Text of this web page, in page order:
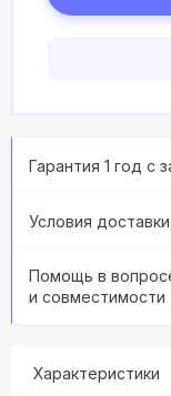
Гарантия 1 год с
Условия
Помощь в
и совместимости
Характеристики